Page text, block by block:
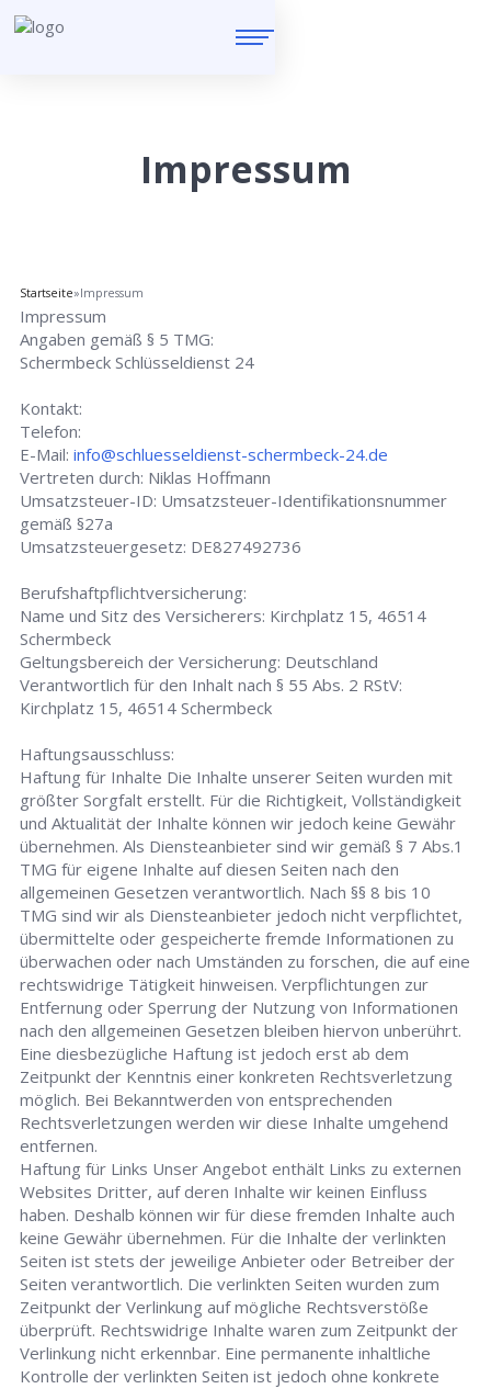
Impressum
Startseite»Impressum
Impressum
Angaben gemäß § 5 TMG:
Schermbeck Schlüsseldienst 24
Kontakt:
Telefon:
E-Mail:info@schluesseldienst-schermbeck-24.de
Vertreten durch: Niklas Hoffmann
Umsatzsteuer-ID: Umsatzsteuer-Identifikationsnummer
gemäß §27a
Umsatzsteuergesetz: DE827492736
Berufshaftpflichtversicherung:
Name und Sitz des Versicherers: Kirchplatz 15, 46514
Schermbeck
Geltungsbereich der Versicherung: Deutschland
Verantwortlich für den Inhalt nach § 55 Abs. 2 RStV:
Kirchplatz 15, 46514 Schermbeck
Haftungsausschluss:
Haftung für Inhalte Die Inhalte unserer Seiten wurden mit
größter Sorgfalt erstellt. Für die Richtigkeit, Vollständigkeit
und Aktualität der Inhalte können wir jedoch keine Gewähr
übernehmen. Als Diensteanbieter sind wir gemäß § 7 Abs.1
TMG für eigene Inhalte auf diesen Seiten nach den
allgemeinen Gesetzen verantwortlich. Nach §§ 8 bis 10
TMG sind wir als Diensteanbieter jedoch nicht verpflichtet,
übermittelte oder gespeicherte fremde Informationen zu
überwachen oder nach Umständen zu forschen, die auf eine
rechtswidrige Tätigkeit hinweisen. Verpflichtungen zur
Entfernung oder Sperrung der Nutzung von Informationen
nach den allgemeinen Gesetzen bleiben hiervon unberührt.
Eine diesbezügliche Haftung ist jedoch erst ab dem
Zeitpunkt der Kenntnis einer konkreten Rechtsverletzung
möglich. Bei Bekanntwerden von entsprechenden
Rechtsverletzungen werden wir diese Inhalte umgehend
entfernen.
Haftung für Links Unser Angebot enthält Links zu externen
Websites Dritter, auf deren Inhalte wir keinen Einfluss
haben. Deshalb können wir für diese fremden Inhalte auch
keine Gewähr übernehmen. Für die Inhalte der verlinkten
Seiten ist stets der jeweilige Anbieter oder Betreiber der
Seiten verantwortlich. Die verlinkten Seiten wurden zum
Zeitpunkt der Verlinkung auf mögliche Rechtsverstöße
überprüft. Rechtswidrige Inhalte waren zum Zeitpunkt der
Verlinkung nicht erkennbar. Eine permanente inhaltliche
Kontrolle der verlinkten Seiten ist jedoch ohne konkrete